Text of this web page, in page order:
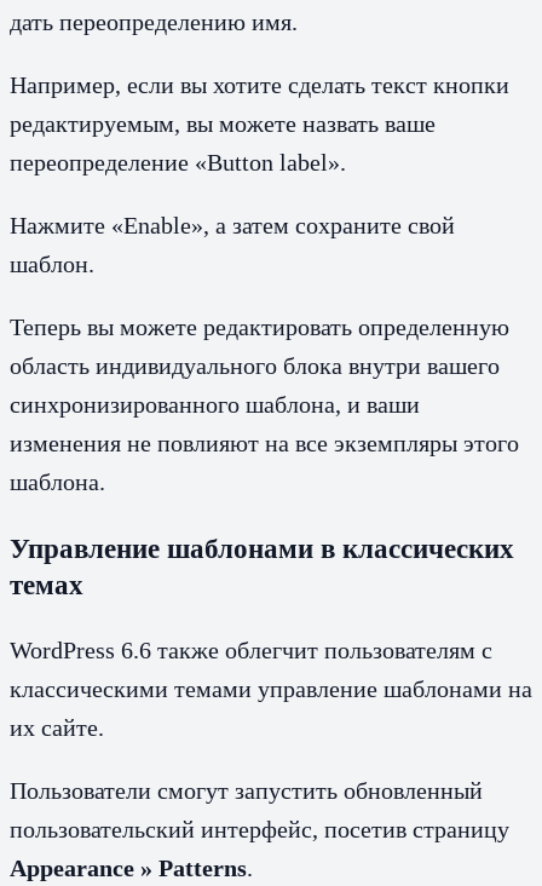
дать переопределению имя.
Например, если вы хотите сделать текст кнопки
редактируемым, вы можете назвать ваше
переопределение «Button label».
Нажмите «Enable», а затем сохраните свой
шаблон.
Теперь вы можете редактировать определенную
область индивидуального блока внутри вашего
синхронизированного шаблона, и ваши
изменения не повлияют на все экземпляры этого
шаблона.
Управление шаблонами в классических
темах
WordPress 6.6 также облегчит пользователям с
классическими темами управление шаблонами на
их сайте.
Пользователи смогут запустить обновленный
пользовательский интерфейс, посетив страницу
Appearance » Patterns.